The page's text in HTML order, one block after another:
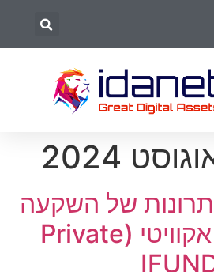
של השקעה
בקרן פרייבט אקוויטי (Private